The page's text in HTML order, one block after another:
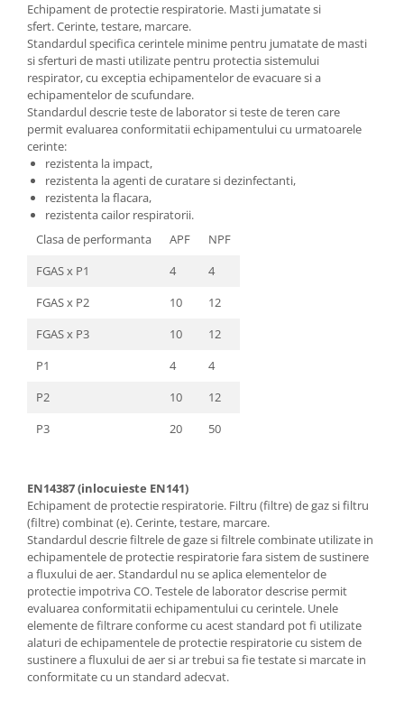
Echipament de protectie respiratorie. Masti jumatate si
sfert. Cerinte, testare, marcare.
Standardul specifica cerintele minime pentru jumatate de masti
si sferturi de masti utilizate pentru protectia sistemului
respirator, cu exceptia echipamentelor de evacuare si a
echipamentelor de scufundare.
Standardul descrie teste de laborator si teste de teren care
permit evaluarea conformitatii echipamentului cu urmatoarele
cerinte:
rezistenta la impact,
rezistenta la agenti de curatare si dezinfectanti,
rezistenta la flacara,
rezistenta cailor respiratorii.
Clasa de performanta
APF
NPF
FGAS x P1
4
4
FGAS x P2
10
12
FGAS x P3
10
12
P1
4
4
P2
10
12
P3
20 50
EN14387 (inlocuieste EN141)
Echipament de protectie respiratorie. Filtru (filtre) de gaz si filtru
(filtre) combinat (e). Cerinte, testare, marcare.
Standardul descrie filtrele de gaze si filtrele combinate utilizate in
echipamentele de protectie respiratorie fara sistem de sustinere
a fluxului de aer. Standardul nu se aplica elementelor de
protectie impotriva CO. Testele de laborator descrise permit
evaluarea conformitatii echipamentului cu cerintele. Unele
elemente de filtrare conforme cu acest standard pot fi utilizate
alaturi de echipamentele de protectie respiratorie cu sistem de
sustinere a fluxului de aer si ar trebui sa fie testate si marcate in
conformitate cu un standard adecvat.